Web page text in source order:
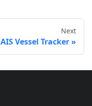
Next
AIS Vessel Tracker